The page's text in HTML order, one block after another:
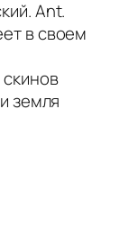
Ant.
в своем
земля